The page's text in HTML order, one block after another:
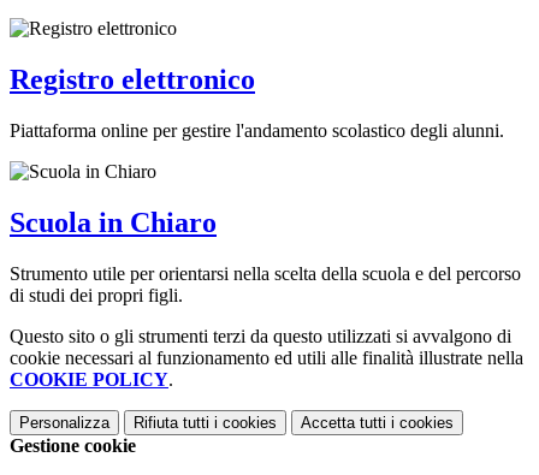
Registro elettronico
Piattaforma online per gestire l'andamento scolastico degli alunni.
Scuola in Chiaro
Strumento utile per orientarsi nella scelta della scuola e del percorso
di studi dei propri figli.
Questo sito o gli strumenti terzi da questo utilizzati si avvalgono di
cookie necessari al funzionamento ed utili alle finalità illustrate nella
COOKIE POLICY.
Personalizza Rifiuta tutti i cookies Accetta tutti i cookies
Gestione cookie